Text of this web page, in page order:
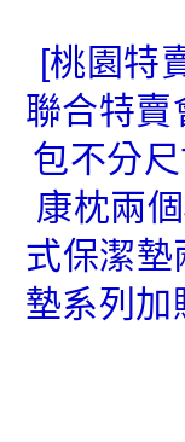
[桃園特
聯合特賣
包不分
康枕兩
式保潔墊
墊系列加